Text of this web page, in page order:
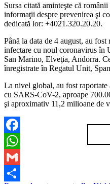
Sursa citată aminteşte că
informaţii despre prevenirea şi
dedicată lor: +4021.320.20.20.
Până la data de 4 august, au
infectare cu noul coronavirus în
San Marino, Elveţia, Andorra.
înregistrate în Regatul Unit,
La nivel global, au fost
cu SARS-CoV-2, aproape
şi aproximativ 11,2 milioane de
Facebook
WhatsApp
Gmail